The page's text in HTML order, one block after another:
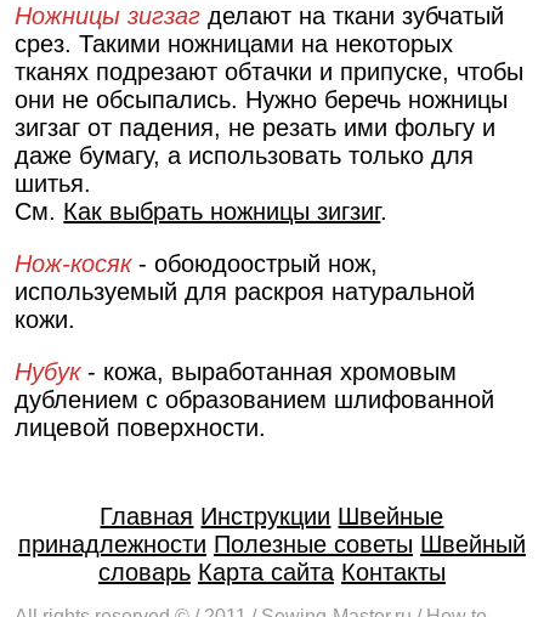
Ножницы зигзаг делают на ткани зубчатый
срез. Такими ножницами на некоторых
тканях подрезают обтачки и припуске, чтобы
они не обсыпались. Нужно беречь ножницы
зигзаг от падения, не резать ими фольгу и
даже бумагу, а использовать только для
шитья.
См. Как выбрать ножницы зигзиг.
Нож-косяк- обоюдоострый нож,
используемый для раскроя натуральной
кожи.
Нубук- кожа, выработанная хромовым
дублением с образованием шлифованной
лицевой поверхности.
Главная Инструкции Швейные
принадлежности Полезные советы Швейный
словарь Карта сайта Контакты